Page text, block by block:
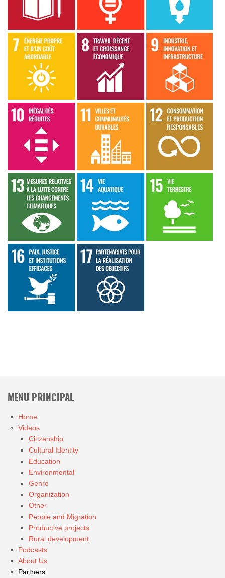
MENU PRINCIPAL
Home
Videos
Citizenship
Cultural Identity
Education
Environmental
Genre
Organization
Other
People and Migration
Productive projects
Rural development
Podcasts
About Us
Partners